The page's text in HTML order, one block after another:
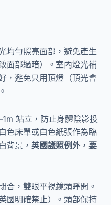
均勻照亮面部，避免產生
面部過暗）。室內燈光補
，避免只用頂燈（頂光會
站立，防止身體陰影投
色床單或白色紙張作為臨
背景， 英國護照例外，要
合，雙眼平視鏡頭睜開。
國明確禁止）。頭部保持